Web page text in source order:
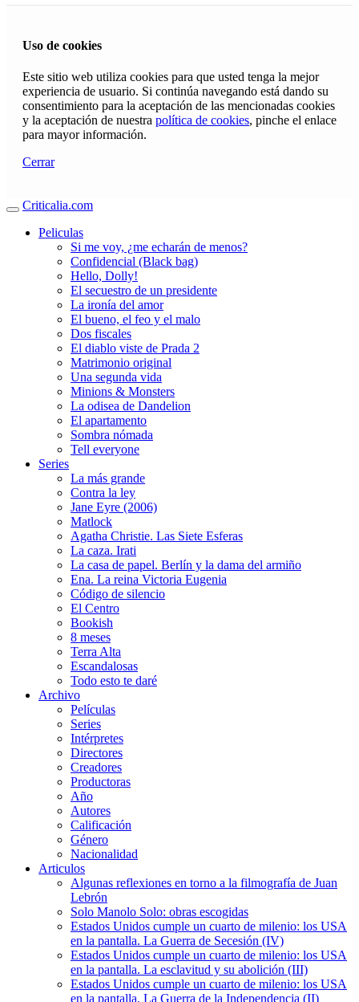
Uso de cookies
Este sitio web utiliza cookies para que usted tenga la mejor
experiencia de usuario. Si continúa navegando está dando su
consentimiento para la aceptación de las mencionadas cookies
y la aceptación de nuestra política de cookies, pinche el enlace
para mayor información.
Cerrar
Criticalia.com
Peliculas
Si me voy, ¿me echarán de menos?
Confidencial (Black bag)
Hello, Dolly!
El secuestro de un presidente
La ironía del amor
El bueno, el feo y el malo
Dos fiscales
El diablo viste de Prada 2
Matrimonio original
Una segunda vida
Minions & Monsters
La odisea de Dandelion
El apartamento
Sombra nómada
Tell everyone
Series
La más grande
Contra la ley
Jane Eyre (2006)
Matlock
Agatha Christie. Las Siete Esferas
La caza. Irati
La casa de papel. Berlín y la dama del armiño
Ena. La reina Victoria Eugenia
Código de silencio
El Centro
Bookish
8 meses
Terra Alta
Escandalosas
Todo esto te daré
Archivo
Películas
Series
Intérpretes
Directores
Creadores
Productoras
Año
Autores
Calificación
Género
Nacionalidad
Articulos
Algunas reflexiones en torno a la filmografía de Juan
Lebrón
Solo Manolo Solo: obras escogidas
Estados Unidos cumple un cuarto de milenio: los USA
en la pantalla. La Guerra de Secesión (IV)
Estados Unidos cumple un cuarto de milenio: los USA
en la pantalla. La esclavitud y su abolición (III)
Estados Unidos cumple un cuarto de milenio: los USA
en la pantalla. La Guerra de la Independencia (II)